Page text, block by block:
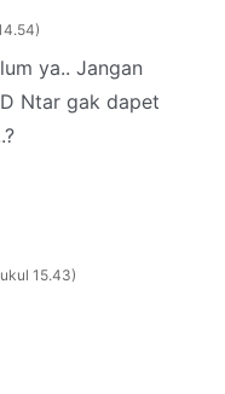
ya.. Jangan
Ntar gak dapet
15.43